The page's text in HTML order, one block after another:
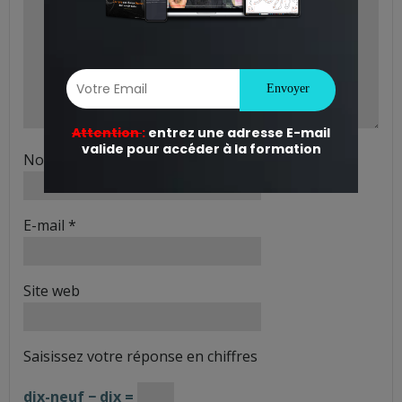
Nom
E-mail *
Site web
Saisissez votre réponse en chiffres
dix-neuf − dix =